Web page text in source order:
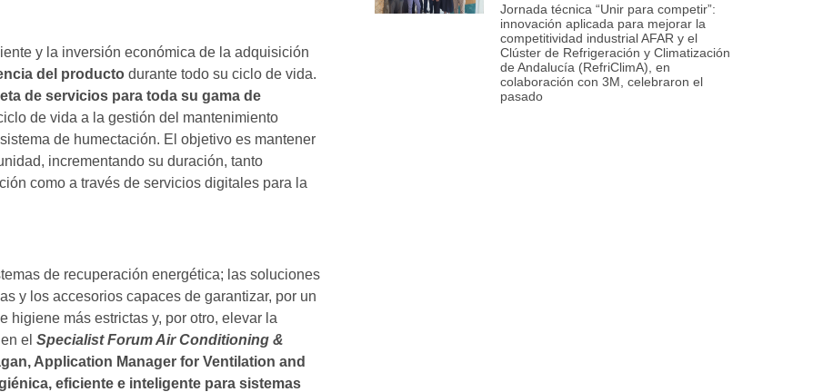
y la inversión económica de la adquisición
del producto durante todo su ciclo de vida.
de servicios para toda su gama de
de vida a la gestión del mantenimiento
de humectación. El objetivo es mantener
incrementando su duración, tanto
como a través de servicios digitales para la
de recuperación energética; las soluciones
y los accesorios capaces de garantizar, por un
higiene más estrictas y, por otro, elevar la
el Specialist Forum Air Conditioning &
Application Manager for Ventilation and
eficiente e inteligente para sistemas
Jornada técnica “Unir para competir”:
innovación aplicada para mejorar la
competitividad industrial AFAR y el
Clúster de Refrigeración y Climatización
de Andalucía (RefriClimA), en
colaboración con 3M, celebraron el
pasado